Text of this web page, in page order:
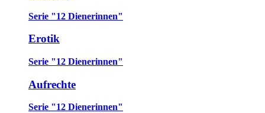
Serie "12 Dienerinnen"
Erotik
Serie "12 Dienerinnen"
Aufrechte
Serie "12 Dienerinnen"